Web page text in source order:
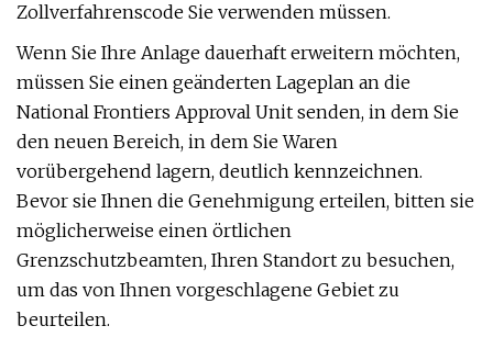
Zollverfahrenscode Sie verwenden müssen.
Wenn Sie Ihre Anlage dauerhaft erweitern möchten,
müssen Sie einen geänderten Lageplan an die
National Frontiers Approval Unit senden, in dem Sie
den neuen Bereich, in dem Sie Waren
vorübergehend lagern, deutlich kennzeichnen.
Bevor sie Ihnen die Genehmigung erteilen, bitten sie
möglicherweise einen örtlichen
Grenzschutzbeamten, Ihren Standort zu besuchen,
um das von Ihnen vorgeschlagene Gebiet zu
beurteilen.